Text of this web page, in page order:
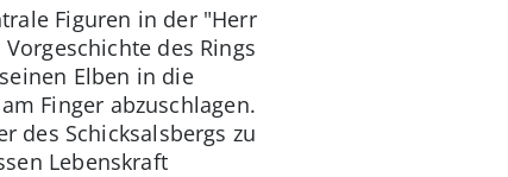
Figuren in der "Herr
des Rings
Elben in die
Finger abzuschlagen.
des Schicksalsbergs zu
Lebenskraft